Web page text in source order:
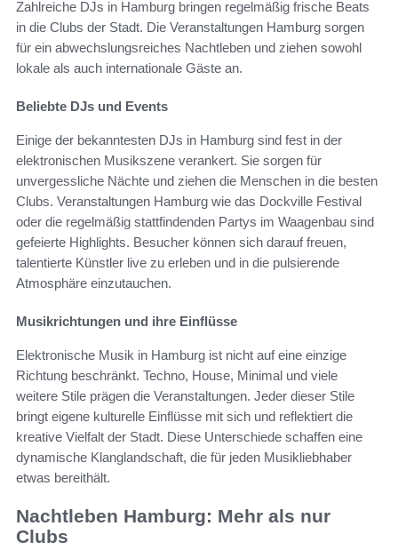
Zahlreiche DJs in Hamburg bringen regelmäßig frische Beats
in die Clubs der Stadt. Die Veranstaltungen Hamburg sorgen
für ein abwechslungsreiches Nachtleben und ziehen sowohl
lokale als auch internationale Gäste an.
Beliebte DJs und Events
Einige der bekanntesten DJs in Hamburg sind fest in der
elektronischen Musikszene verankert. Sie sorgen für
unvergessliche Nächte und ziehen die Menschen in die besten
Clubs. Veranstaltungen Hamburg wie das Dockville Festival
oder die regelmäßig stattfindenden Partys im Waagenbau sind
gefeierte Highlights. Besucher können sich darauf freuen,
talentierte Künstler live zu erleben und in die pulsierende
Atmosphäre einzutauchen.
Musikrichtungen und ihre Einflüsse
Elektronische Musik in Hamburg ist nicht auf eine einzige
Richtung beschränkt. Techno, House, Minimal und viele
weitere Stile prägen die Veranstaltungen. Jeder dieser Stile
bringt eigene kulturelle Einflüsse mit sich und reflektiert die
kreative Vielfalt der Stadt. Diese Unterschiede schaffen eine
dynamische Klanglandschaft, die für jeden Musikliebhaber
etwas bereithält.
Nachtleben Hamburg: Mehr als nur
Clubs